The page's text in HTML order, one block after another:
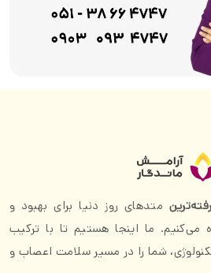
متدهای روز دنیا برای بهبود و
می‌کنیم. ما اینجا هستیم تا با ترکیب
شما را در مسیر سلامت اعصاب و